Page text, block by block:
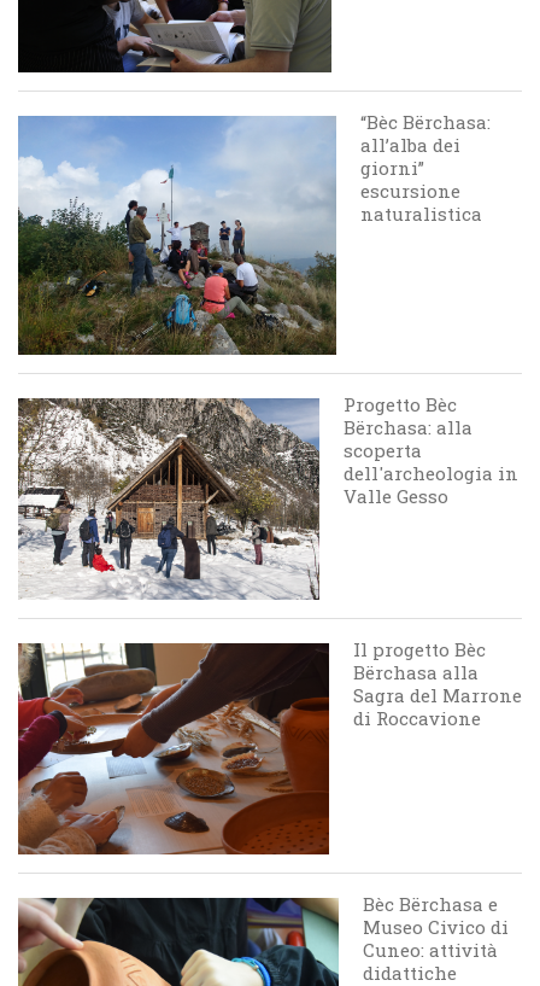
“Bèc Bërchasa:
all’alba dei
giorni”
escursione
naturalistica
Progetto Bèc
Bërchasa: alla
scoperta
dell'archeologia in
Valle Gesso
Il progetto Bèc
Bërchasa alla
Sagra del Marrone
di Roccavione
Bèc Bërchasa e
Museo Civico di
Cuneo: attività
didattiche